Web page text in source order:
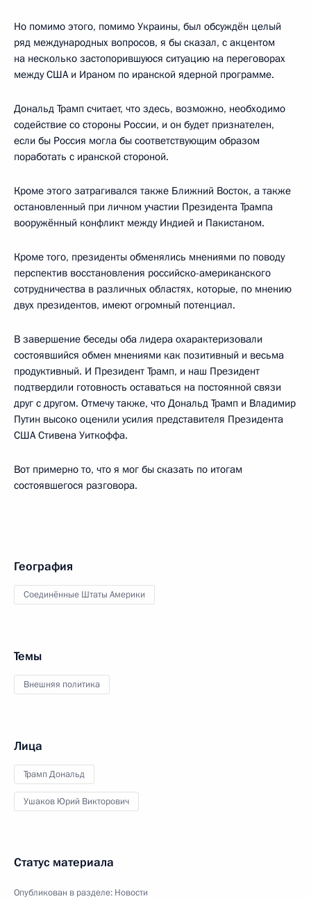
Но помимо этого, помимо Украины, был обсуждён целый
ряд международных вопросов, я бы сказал, с акцентом
на несколько застопорившуюся ситуацию на переговорах
между США и Ираном по иранской ядерной программе.
Дональд Трамп считает, что здесь, возможно, необходимо
содействие со стороны России, и он будет признателен,
если бы Россия могла бы соответствующим образом
поработать с иранской стороной.
Кроме этого затрагивался также Ближний Восток, а также
остановленный при личном участии Президента Трампа
вооружённый конфликт между Индией и Пакистаном.
Кроме того, президенты обменялись мнениями по поводу
перспектив восстановления российско-американского
сотрудничества в различных областях, которые, по мнению
двух президентов, имеют огромный потенциал.
В завершение беседы оба лидера охарактеризовали
состоявшийся обмен мнениями как позитивный и весьма
продуктивный. И Президент Трамп, и наш Президент
подтвердили готовность оставаться на постоянной связи
друг с другом. Отмечу также, что Дональд Трамп и Владимир
Путин высоко оценили усилия представителя Президента
США Стивена Уиткоффа.
Вот примерно то, что я мог бы сказать по итогам
состоявшегося разговора.
География
Соединённые Штаты Америки
Темы
Внешняя политика
Лица
Трамп Дональд
Ушаков Юрий Викторович
Статус материала
Опубликован в разделе: Новости